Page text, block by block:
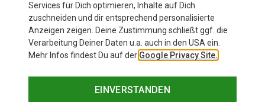
Services für Dich optimieren, Inhalte auf Dich
zuschneiden und dir entsprechend personalisierte
Anzeigen zeigen. Deine Zustimmung schließt ggf. die
Verarbeitung Deiner Daten u.a. auch in den USA ein.
Mehr Infos findest Du auf der Google Privacy Site.
EINVERSTANDEN